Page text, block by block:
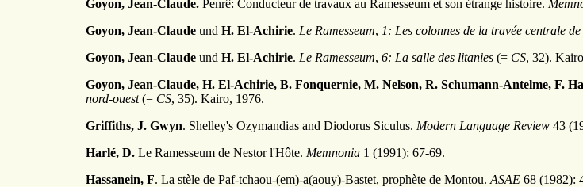
Goyon, Jean-Claude. Penrê: Conducteur de travaux au Ramesseum et son étrange histoire.
Goyon, Jean-Claude und H. El-Achirie. Le Ramesseum, 1: Les colonnes de la travée centrale
Goyon, Jean-Claude und H. El-Achirie. Le Ramesseum, 6: La salle des litanies (= CS, 32).
Goyon, Jean-Claude, H. El-Achirie, B. Fonquernie, M. Nelson, R. Schumann-Antelme, F.
nord-ouest(= CS, 35). Kairo, 1976.
Griffiths, J. Gwyn. Shelley's Ozymandias and Diodorus Siculus. Modern Language Review 43
Harlé, D. Le Ramesseum de Nestor l'Hôte. Memnonia 1 (1991): 67-69.
Hassanein, F. La stèle de Paf-tchaou-(em)-a(aouy)-Bastet, prophète de Montou. ASAE 68 (1982):